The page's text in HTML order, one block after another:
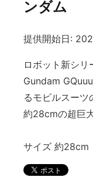
ンダム
提供開始日:
ロボット新シ
Gundam
るモビルスーツ
約28cmの超巨
サイズ 約